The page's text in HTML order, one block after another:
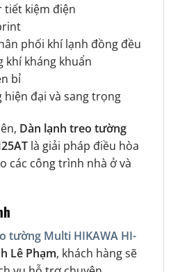
tiết kiệm điện
phối khí lạnh đồng đều
kháng khuẩn
bỉ
đại và sang trọng
Dàn lạnh treo tường
là giải pháp điều hòa
các công trình nhà ở và
tường Multi HIKAWA HI-
Lê Phạm, khách hàng sẽ